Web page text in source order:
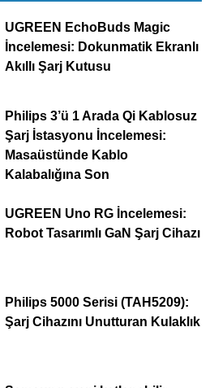
UGREEN EchoBuds Magic
İncelemesi: Dokunmatik Ekranlı
Akıllı Şarj Kutusu
Philips 3’ü 1 Arada Qi Kablosuz
Şarj İstasyonu İncelemesi:
Masaüstünde Kablo
Kalabalığına Son
UGREEN Uno RG İncelemesi:
Robot Tasarımlı GaN Şarj Cihazı
Philips 5000 Serisi (TAH5209):
Şarj Cihazını Unutturan Kulaklık